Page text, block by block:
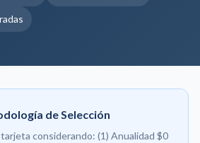
de Selección
tarjeta considerando: (1) Anualidad $0